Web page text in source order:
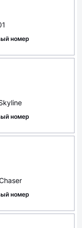
номер
номер
номер